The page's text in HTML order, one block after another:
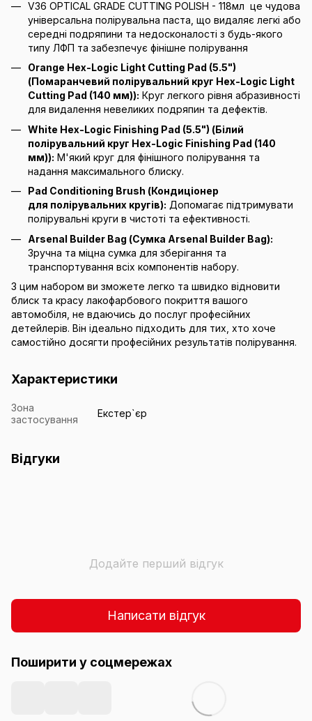
V36 OPTICAL GRADE CUTTING POLISH - 118мл це чудова
універсальна полірувальна паста, що видаляє легкі або
середні подряпини та недосконалості з будь-якого
типу ЛФП та забезпечує фінішне полірування
Orange Hex-Logic Light Cutting Pad (5.5")
(Помаранчевий полірувальний круг Hex-Logic Light
Cutting Pad (140 мм)): Круг легкого рівня абразивності
для видалення невеликих подряпин та дефектів.
White Hex-Logic Finishing Pad (5.5") (Білий
полірувальний круг Hex-Logic Finishing Pad (140
мм)): М'який круг для фінішного полірування та
надання максимального блиску.
Pad Conditioning Brush (Кондиціонер
для полірувальних кругів): Допомагає підтримувати
полірувальні круги в чистоті та ефективності.
Arsenal Builder Bag (Сумка Arsenal Builder Bag):
Зручна та міцна сумка для зберігання та
транспортування всіх компонентів набору.
З цим набором ви зможете легко та швидко відновити
блиск та красу лакофарбового покриття вашого
автомобіля, не вдаючись до послуг професійних
детейлерів. Він ідеально підходить для тих, хто хоче
самостійно досягти професійних результатів полірування.
Характеристики
Зона
застосування
Екстер`єр
Відгуки
Додайте перший відгук
Написати відгук
Поширити у соцмережах